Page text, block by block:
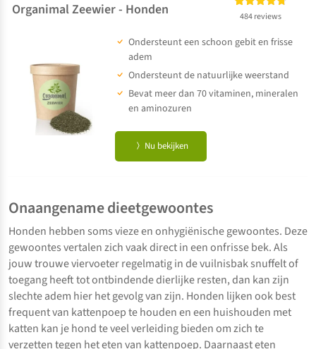
Organimal Zeewier - Honden
Gewaardeerd
gebaseerd
484
484 reviews
Ondersteunt een schoon gebit en frisse
adem
Ondersteunt de natuurlijke weerstand
Bevat meer dan 70 vitaminen, mineralen
en aminozuren
Nu bekijken
Onaangename dieetgewoontes
Honden hebben soms vieze en onhygiënische gewoontes. Deze
gewoontes vertalen zich vaak direct in een onfrisse bek. Als
jouw trouwe viervoeter regelmatig in de vuilnisbak snuffelt of
toegang heeft tot ontbindende dierlijke resten, dan kan zijn
slechte adem hier het gevolg van zijn. Honden lijken ook best
frequent van kattenpoep te houden en een huishouden met
katten kan je hond te veel verleiding bieden om zich te
verzetten tegen het eten van kattenpoep. Daarnaast eten